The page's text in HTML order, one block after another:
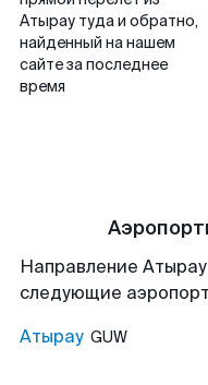
Атырау туда и обратно,
найденный на нашем
сайте за последнее
время
Направление
следующие
Атырау GUW